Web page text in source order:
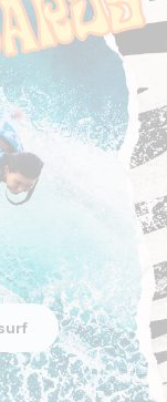
2 di 3
slide 3 di 3